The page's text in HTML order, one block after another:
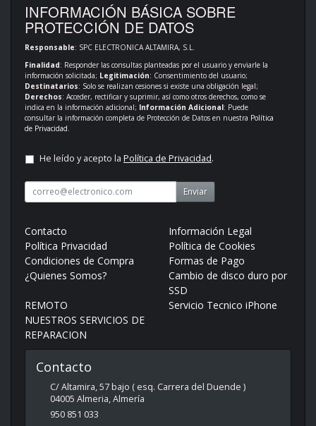
INFORMACIÓN BÁSICA SOBRE
PROTECCIÓN DE DATOS
Responsable: SPC ELECTRONICA ALTAMIRA, S.L.
Finalidad: Responder las consultas planteadas por el usuario y enviarle la
información solicitada; Legitimación: Consentimiento del usuario;
Destinatarios: Solo se realizan cesiones si existe una obligación legal;
Derechos: Acceder, rectificar y suprimir, así como otros derechos, como se
indica en la información adicional; Información Adicional: Puede
consultar la información completa de Protección de Datos en nuestra Política
de Privacidad
He leído y acepto la Política de Privacidad.
Enviar
Contacto
Información Legal
Política Privacidad
Política de Cookies
Condiciones de Compra
Formas de Pago
¿Quienes Somos?
Cambio de disco duro por
SSD
REMOTO
Servicio Tecnico iPhone
NUESTROS SERVICIOS DE
REPARACION
Contacto
C/ Altamira, 57 bajo ( esq. Carrera del Duende )
04005 Almeria,Almería
950 851 033